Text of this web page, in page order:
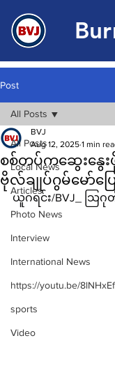
Post
All Posts
Local News
Articles
Photo News
Interview
International News
https://youtu.be/
sports
Video
All Posts
စစ်တပ်ကဆွေးနွေ
ဗိုလ်ချုပ်ဂွမ်မော်ပြ
BVJ
Aug 12, 2025 1 min
ယူဂရင်း/BVJ_ သြဂု